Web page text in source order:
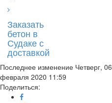
Заказать
бетон в
Судаке с
доставкой
Последнее изменение Четверг, 06
февраля 2020 11:59
Поделиться: